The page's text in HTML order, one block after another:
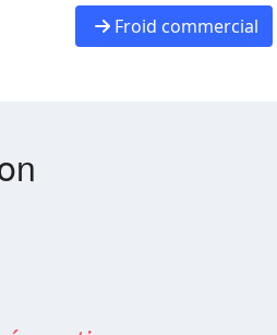
Froid commercial